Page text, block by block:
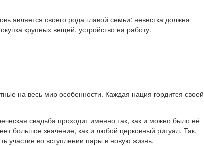
является своего рода главой семьи: невестка должна
крупных вещей, устройство на работу.
на весь мир особенности. Каждая нация гордится своей
свадьба проходит именно так, как и можно было её
большое значение, как и любой церковный ритуал. Так,
участие во вступлении пары в новую жизнь.